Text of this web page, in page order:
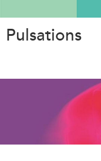
Pulsations